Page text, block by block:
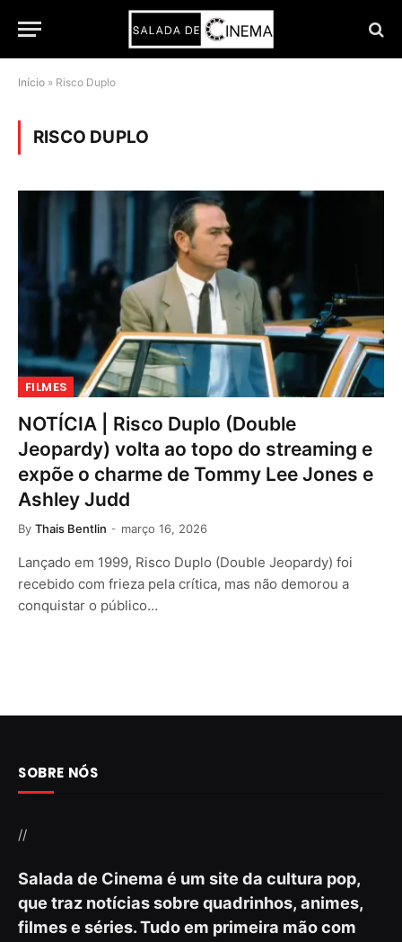
Início » Risco Duplo
RISCO DUPLO
FILMES
NOTÍCIA | Risco Duplo (Double
Jeopardy) volta ao topo do streaming e
expõe o charme de Tommy Lee Jones e
Ashley Judd
By Thais Bentlin março 16, 2026
Lançado em 1999, Risco Duplo (Double Jeopardy) foi
recebido com frieza pela crítica, mas não demorou a
conquistar o público…
SOBRE NÓS
//
Salada de Cinema é um site da cultura pop,
que traz notícias sobre quadrinhos, animes,
filmes e séries. Tudo em primeira mão com